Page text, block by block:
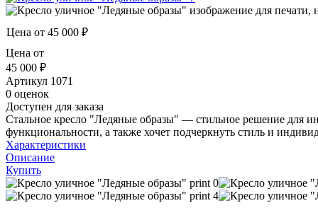
Цена от 45 000 ₽
Цена от
45 000 ₽
Артикул 1071
0 оценок
Доступен для заказа
Стальное кресло "Ледяные образы" — стильное решение для
функциональности, а также хочет подчеркнуть стиль и
Характеристики
Описание
Купить